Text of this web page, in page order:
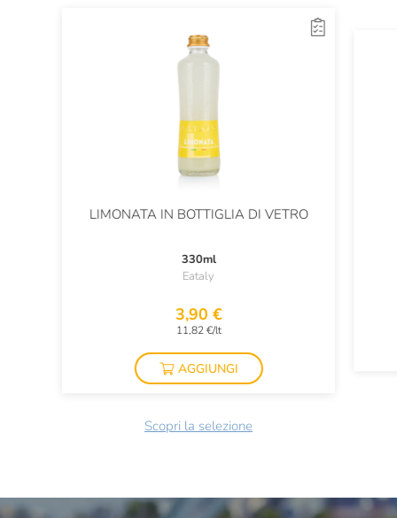
LIMONATA IN BOTTIGLIA DI VETRO
330ml
Eataly
3,90 €
11,82 €/lt
AGGIUNGI
Scopri la selezione